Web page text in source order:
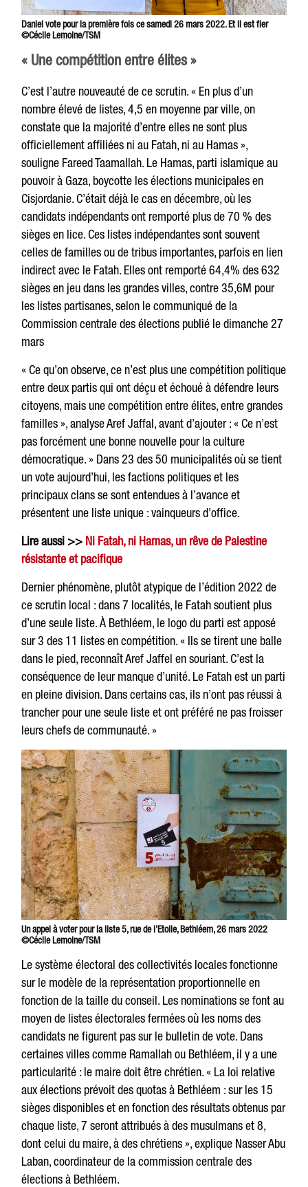
Daniel vote pour la première fois ce samedi 26 mars 2022. Et il est fier
©Cécile Lemoine/TSM
« Une compétition entre élites »
C’est l’autre nouveauté de ce scrutin. « En plus d’un
nombre élevé de listes, 4,5 en moyenne par ville, on
constate que la majorité d’entre elles ne sont plus
officiellement affiliées ni au Fatah, ni au Hamas »,
souligne Fareed Taamallah. Le Hamas, parti islamique au
pouvoir à Gaza, boycotte les élections municipales en
Cisjordanie. C’était déjà le cas en décembre, où les
candidats indépendants ont remporté plus de 70 % des
sièges en lice. Ces listes indépendantes sont souvent
celles de familles ou de tribus importantes, parfois en lien
indirect avec le Fatah. Elles ont remporté 64,4% des 632
sièges en jeu dans les grandes villes, contre 35,6M pour
les listes partisanes, selon le communiqué de la
Commission centrale des élections publié le dimanche 27
mars
« Ce qu’on observe, ce n’est plus une compétition politique
entre deux partis qui ont déçu et échoué à défendre leurs
citoyens, mais une compétition entre élites, entre grandes
familles », analyse Aref Jaffal, avant d’ajouter : « Ce n’est
pas forcément une bonne nouvelle pour la culture
démocratique. » Dans 23 des 50 municipalités où se tient
un vote aujourd’hui, les factions politiques et les
principaux clans se sont entendues à l’avance et
présentent une liste unique : vainqueurs d’office.
Lire aussi >> Ni Fatah, ni Hamas, un rêve de Palestine
résistante et pacifique
Dernier phénomène, plutôt atypique de l’édition 2022 de
ce scrutin local : dans 7 localités, le Fatah soutient plus
d’une seule liste. À Bethléem, le logo du parti est apposé
sur 3 des 11 listes en compétition. « Ils se tirent une balle
dans le pied, reconnaît Aref Jaffel en souriant. C’est la
conséquence de leur manque d’unité. Le Fatah est un parti
en pleine division. Dans certains cas, ils n’ont pas réussi à
trancher pour une seule liste et ont préféré ne pas froisser
leurs chefs de communauté. »
Un appel à voter pour la liste 5, rue de l’Etoile, Bethléem, 26 mars 2022
©Cécile Lemoine/TSM
Le système électoral des collectivités locales fonctionne
sur le modèle de la représentation proportionnelle en
fonction de la taille du conseil. Les nominations se font au
moyen de listes électorales fermées où les noms des
candidats ne figurent pas sur le bulletin de vote. Dans
certaines villes comme Ramallah ou Bethléem, il y a une
particularité : le maire doit être chrétien. « La loi relative
aux élections prévoit des quotas à Bethléem : sur les 15
sièges disponibles et en fonction des résultats obtenus par
chaque liste, 7 seront attribués à des musulmans et 8,
dont celui du maire, à des chrétiens », explique Nasser Abu
Laban, coordinateur de la commission centrale des
élections à Bethléem.